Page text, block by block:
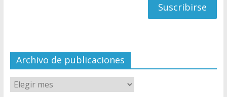
el
Archivo de publicaciones